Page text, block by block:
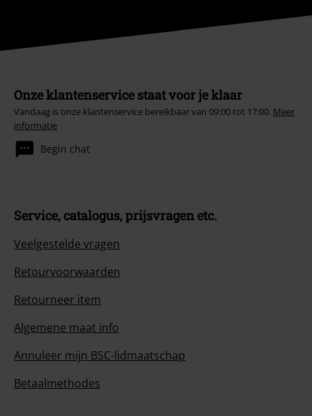
Onze klantenservice staat voor je klaar
Vandaag is onze klantenservice bereikbaar van 09:00 tot 17:00. Meer
informatie
Begin chat
Service, catalogus, prijsvragen etc.
Veelgestelde vragen
Retourvoorwaarden
Retourneer item
Algemene maat info
Annuleer mijn BSC-lidmaatschap
Betaalmethodes